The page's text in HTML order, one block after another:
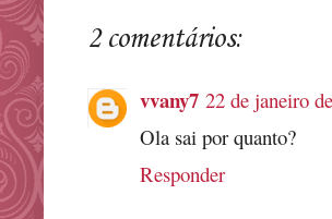
2 comentários:
vvany7 22 de janeiro
Ola sai por quanto?
Responder